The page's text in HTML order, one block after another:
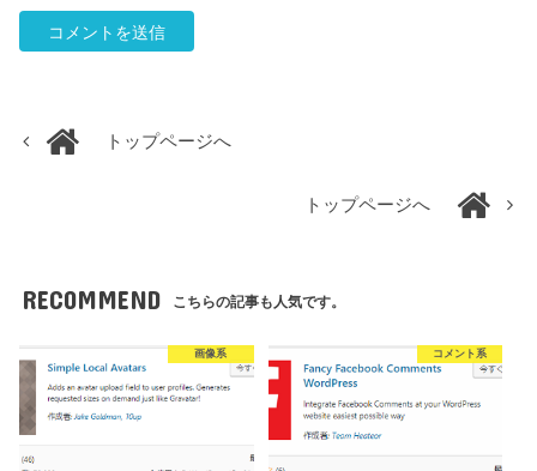
トップページへ
トップページへ
RECOMMEND こちらの記事も人気です。
画像系 コメント系